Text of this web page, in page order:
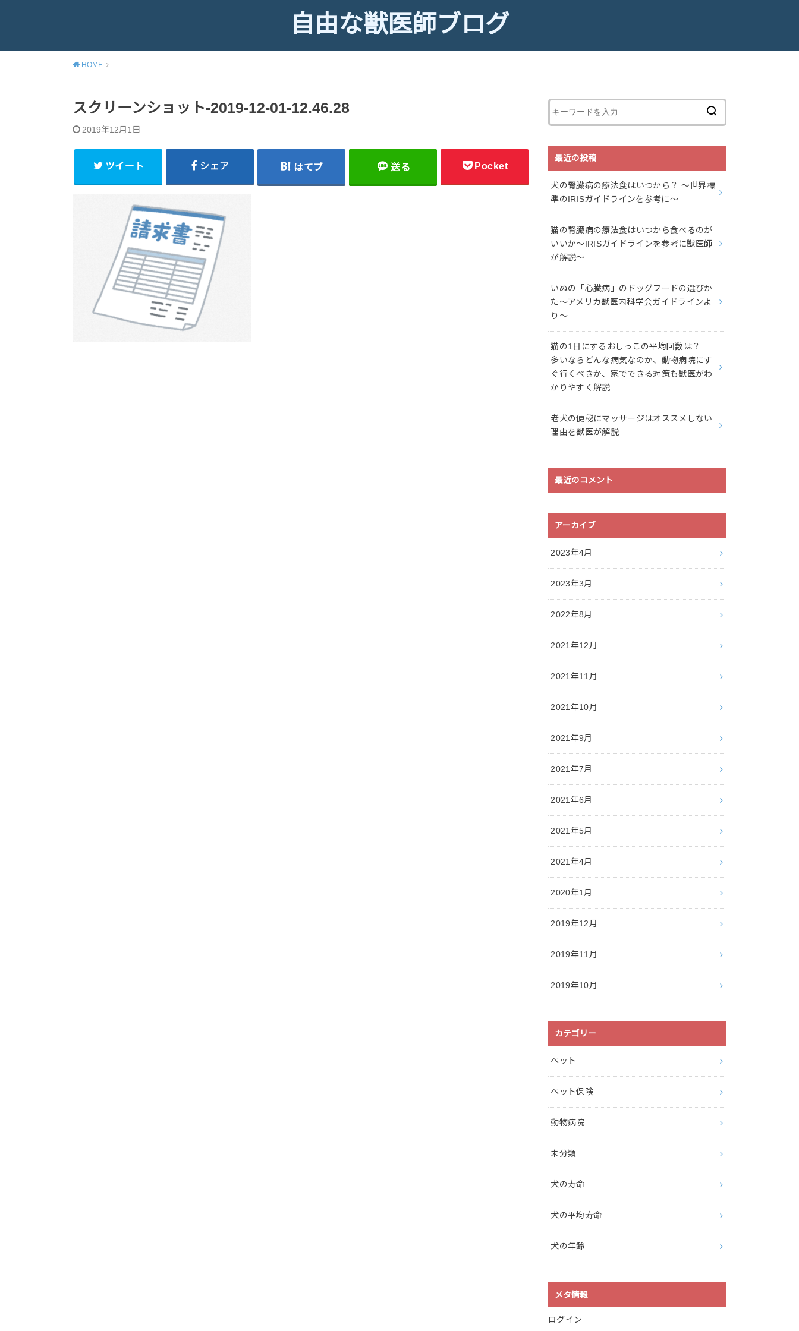
自由な獣医師ブログ
HOME
スクリーンショット-2019-12-01-12.46.28
2019年12月1日
ツイート シェア はてブ 送る Pocket
最近の投稿
犬の腎臓病の療法食はいつから？ 〜世界標
準のIRISガイドラインを参考に〜
猫の腎臓病の療法食はいつから食べるのが
いいか〜IRISガイドラインを参考に獣医師
が解説〜
いぬの「心臓病」のドッグフードの選びか
た〜アメリカ獣医内科学会ガイドラインよ
り〜
猫の1日にするおしっこの平均回数は？
多いならどんな病気なのか、動物病院にす
ぐ行くべきか、家でできる対策も獣医がわ
かりやすく解説
老犬の便秘にマッサージはオススメしない
理由を獣医が解説
最近のコメント
アーカイブ
2023年4月
2023年3月
2022年8月
2021年12月
2021年11月
2021年10月
2021年9月
2021年7月
2021年6月
2021年5月
2021年4月
2020年1月
2019年12月
2019年11月
2019年10月
カテゴリー
ペット
ペット保険
動物病院
未分類
犬の寿命
犬の平均寿命
犬の年齢
メタ情報
ログイン